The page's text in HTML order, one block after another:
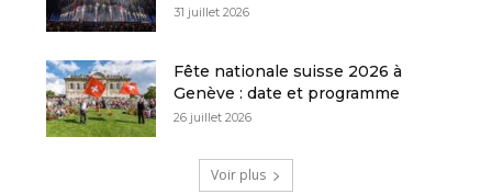
31 juillet 2026
Fête nationale suisse 2026 à
Genève : date et programme
26 juillet 2026
Voir plus